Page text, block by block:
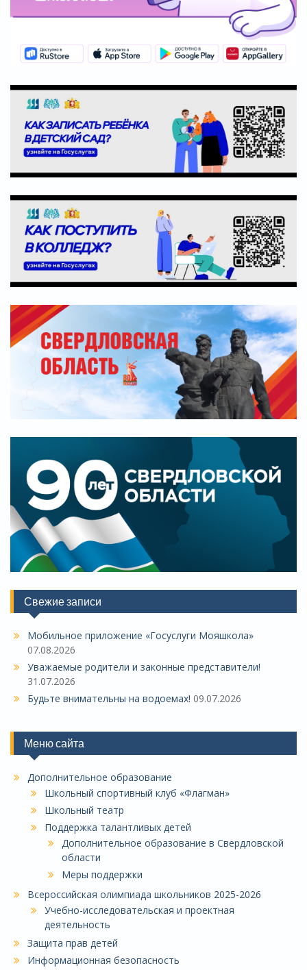
Свежие записи
Мобильное приложение «Госуслуги Мояшкола»
07.08.2026
Уважаемые родители и законные представители!
31.07.2026
Будьте внимательны на водоемах! 09.07.2026
Меню сайта
Дополнительное образование
Школьный спортивный клуб «Флагман»
Школьный театр
Поддержка талантливых детей
Дополнительное образование в Свердловской
области
Меры поддержки
Всероссийская олимпиада школьников 2025-2026
Учебно-исследовательская и проектная
деятельность
Защита прав детей
Информационная безопасность